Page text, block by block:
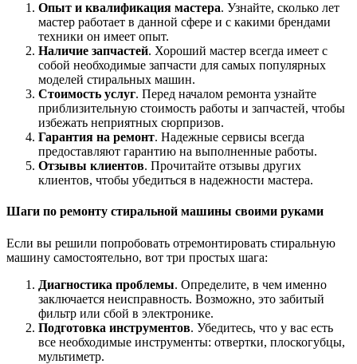
Опыт и квалификация мастера. Узнайте, сколько лет
мастер работает в данной сфере и с какими брендами
техники он имеет опыт.
Наличие запчастей. Хороший мастер всегда имеет с
собой необходимые запчасти для самых популярных
моделей стиральных машин.
Стоимость услуг. Перед началом ремонта узнайте
приблизительную стоимость работы и запчастей, чтобы
избежать неприятных сюрпризов.
Гарантия на ремонт. Надежные сервисы всегда
предоставляют гарантию на выполненные работы.
Отзывы клиентов. Прочитайте отзывы других
клиентов, чтобы убедиться в надежности мастера.
Шаги по ремонту стиральной машины своими руками
Если вы решили попробовать отремонтировать стиральную
машину самостоятельно, вот три простых шага:
Диагностика проблемы. Определите, в чем именно
заключается неисправность. Возможно, это забитый
фильтр или сбой в электронике.
Подготовка инструментов. Убедитесь, что у вас есть
все необходимые инструменты: отвертки, плоскогубцы,
мультиметр.